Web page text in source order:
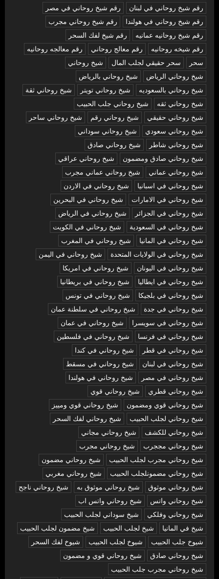
رقم شيخ روحاني في لبنان
رقم شيخ روحاني في مصر
رقم شيخ روحاني في هولندا
رقم شيخ روحاني مجرب
رقم شيخ روحانيه عمانيه
رقم شيخ لفك السحر
رقم شيخه روحانيه
رقم معالج روحاني
رقم معالجه روحانيه
سحر
سحر حقيقي لجلب المال
شيخ روحاني
شيخ روحاني الرياض
شيخ روحاني بالرياض
شيخ روحاني بالسعوديه
شيخ روحاني تويتر
شيخ روحاني ثقة
شيخ روحاني ثقه
شيخ روحاني جلب الحبيب
شيخ روحاني حقيقي
شيخ روحاني رقم
شيخ روحاني ساحر
شيخ روحاني سعودي
شيخ روحاني سوداني
شيخ روحاني شاطر
شيخ روحاني صادق
شيخ روحاني صادق ومضمون
شيخ روحاني عراقي
شيخ روحاني عماني
شيخ روحاني عماني مجرب
شيخ روحاني في اسبانيا
شيخ روحاني في الاردن
شيخ روحاني في الامارات
شيخ روحاني في البحرين
شيخ روحاني في الجزائر
شيخ روحاني في الرياض
شيخ روحاني في السعودية
شيخ روحاني في الكويت
شيخ روحاني في المانيا
شيخ روحاني في المغرب
شيخ روحاني في الولايات المتحدة
شيخ روحاني في اليمن
شيخ روحاني في اليونان
شيخ روحاني في امريكا
شيخ روحاني في ايطاليا
شيخ روحاني في بريطانيا
شيخ روحاني في بلجيكا
شيخ روحاني في تونس
شيخ روحاني في جدة
شيخ روحاني في سلطنة عمان
شيخ روحاني في سويسرا
شيخ روحاني في عمان
شيخ روحاني في فرنسا
شيخ روحاني في فلسطين
شيخ روحاني في قطر
شيخ روحاني في كندا
شيخ روحاني في لبنان
شيخ روحاني في مسقط
شيخ روحاني في مصر
شيخ روحاني في هولندا
شيخ روحاني قطري
شيخ روحاني قوي
شيخ روحاني قوي ومضمون
شيخ روحاني قوي ومييز
شيخ روحاني لجلب الحبيب
شيخ روحاني لفك السحر
شيخ روحاني للكشف
شيخ روحاني مجاني
شيخ روحاني مججرب
شيخ روحاني مجرب
شيخ روحاني مجرب لجلب الحبيب
شيخ روحاني مضمون
شيخ روحاني مضمونلجلب الحبيب
شيخ روحاني مغربي
شيخ روحاني موثوق
شيخ روحاني موثوق به
شيخ روحاني ناجح
شيخ روحاني واتس
شيخ روحاني واتس اب
شيخ روحاني وفلكي
شيخ سوداني لجلب الحبيب
شيخ في المانيا
شيخ لجلب الحبيب
شيخ مضمون لجلب الحبيب
شيوخ جلب الحبيب
شيوخ لجلب الحبيب
شيوخ لفك السحر
شیخ روحاني صادق
شیخ روحاني قوي و مضمون
شیخ روحاني مجرب جلب الحبيب